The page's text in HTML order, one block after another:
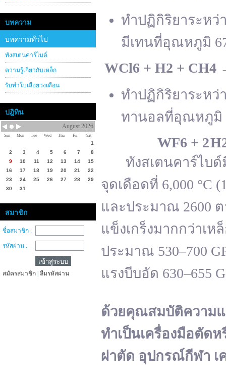
บทความ
บทความทั่วไป
ทังสเตนคาร์ไบด์
ความรู้เกี่ยวกับเหล็ก
รับทำใบเลื่อยวงเดือน
ปฎิทิน
August 2026
Sun Mon Tue Wed Thu Fri Sat
1
2
3 4 5 6 7
8
9
10 11 12 13 14
15
16
17 18 19 20 21
22
23
24 25 26 27 28
29
30
31
สมาชิก
ชื่อสมาชิก :
รหัสผ่าน :
สมัครสมาชิก ลืมรหัสผ่าน
ทำปฏิกิริยาระหว่
มีเทนที่อุณหภูมิ
WCl6 + H2 + CH4
ทำปฏิกิริยาระหว่
ทานอลที่อุณหภูมิ
WF6 + 2 H
ทังสเตนคาร์ไบด์มี
จุดเดือดที่ 6,000 °C
และประมาณ 2600
แข็งเกร็งมากกว่าเ
ประมาณ 530–700
แรงบีบอัด 630–655
ด้วยคุณสมบัติความแ
ทำเป็นเครื่องมือตัดห
ผ่าตัด อุปกรณ์กีฬา เ